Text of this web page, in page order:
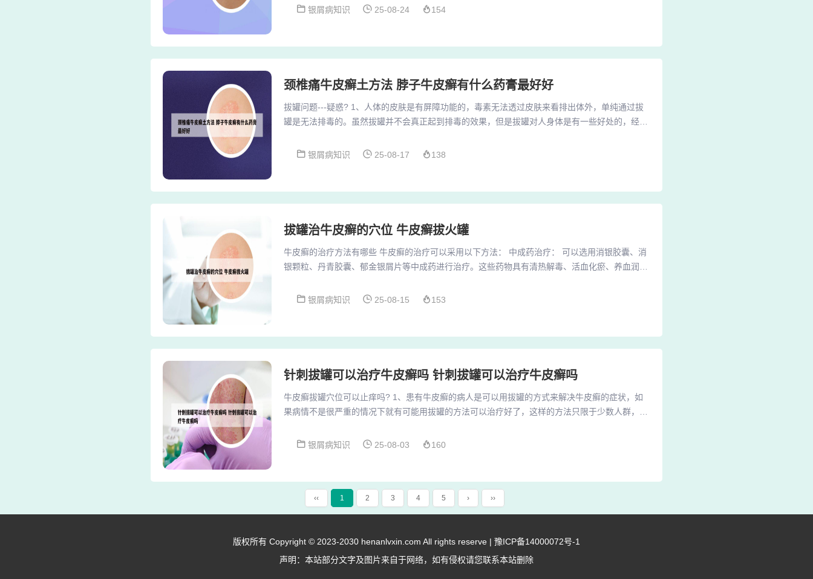
的情绪状态。2、“像打了鸡血”是一种形容一个人非常亢奋、过度兴奋的状态的说法，带有嘲讽的意
银屑病知识 25-08-24 154
颈椎痛牛皮癣土方法 脖子牛皮癣有什么药膏最好好
拔罐问题---疑惑? 1、人体的皮肤是有屏障功能的，毒素无法透过皮肤来看排出体外，单纯通过拔
罐是无法排毒的。虽然拔罐并不会真正起到排毒的效果，但是拔罐对人身体是有一些好处的，经常
去，那样会对皮肤造成损伤。2、拔罐就是定点把罐固定在身体某个部位，而走罐则是利用介质在
银屑病知识 25-08-17 138
拔罐治牛皮癣的穴位 牛皮癣拔火罐
牛皮癣的治疗方法有哪些 牛皮癣的治疗可以采用以下方法： 中成药治疗： 可以选用消银胶囊、消
银颗粒、丹青胶囊、郁金银屑片等中成药进行治疗。这些药物具有清热解毒、活血化瘀、养血润燥
所不同： 外用药物治疗： 适用于轻型斑块型牛皮癣：主要使用外用药，如他克莫司乳膏配合达力
银屑病知识 25-08-15 153
针刺拔罐可以治疗牛皮癣吗 针刺拔罐可以治疗牛皮癣吗
牛皮癣拔罐穴位可以止痒吗? 1、患有牛皮癣的病人是可以用拔罐的方式来解决牛皮癣的症状，如
果病情不是很严重的情况下就有可能用拔罐的方法可以治疗好了，这样的方法只限于少数人群，毕
适合吃的东西就是一些温和性的食品，因为温和性的食品不会刺激，牛皮癣病人患病处。2、你
银屑病知识 25-08-03 160
‹‹ 1 2 3 4 5 › ››
版权所有 Copyright © 2023-2030 henanlvxin.com All rights reserve | 豫ICP备14000072号-1
声明：本站部分文字及图片来自于网络，如有侵权请您联系本站删除